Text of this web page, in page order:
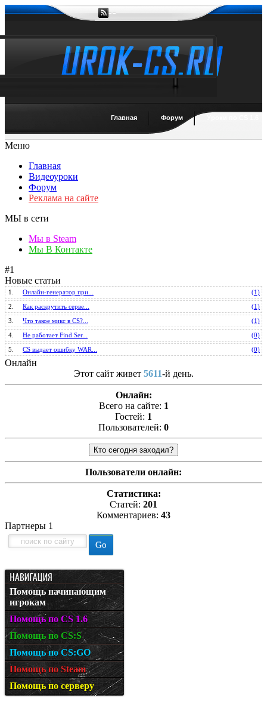
Главная Форум
Меню
Главная
Видеоуроки
Форум
Реклама на сайте
МЫ в сети
Мы в Steam
Мы В Контакте
#1
Новые статьи
1. Онлайн-генератор при... (1)
2. Как раскрутить серве... (1)
3. Что такое микс в CS?... (1)
4. Не работает Find Ser... (0)
5. CS выдает ошибку WAR... (0)
Онлайн
Этот сайт живет 5611-й день.
Онлайн:
Всего на сайте: 1
Гостей: 1
Пользователей: 0
Пользователи онлайн:
Статистика:
Статей: 201
Комментариев: 43
Партнеры 1
Помощь начинающим
игрокам
Помощь по CS 1.6
Помощь по CS:S
Помощь по CS:GO
Помощь по Steam
Помощь по серверу